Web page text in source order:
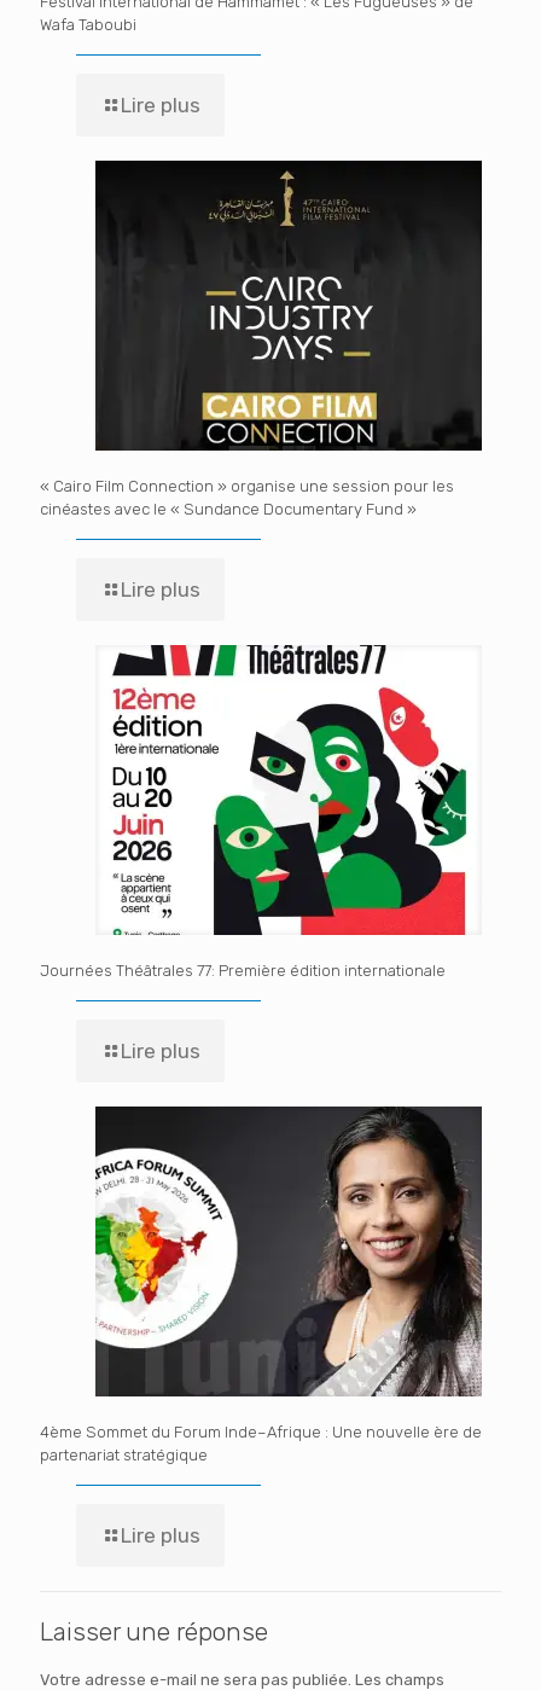
Wafa Taboubi
Lire plus
« Cairo Film Connection » organise une session pour les
cinéastes avec le « Sundance Documentary Fund »
Lire plus
Journées Théâtrales 77: Première édition internationale
Lire plus
4ème Sommet du Forum Inde–Afrique : Une nouvelle ère de
partenariat stratégique
Lire plus
Laisser une réponse
Votre adresse e-mail ne sera pas publiée. Les champs